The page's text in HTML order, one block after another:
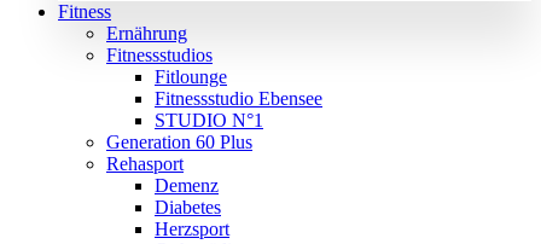
Fitness
Ernährung
Fitnessstudios
Fitlounge
Fitnessstudio Ebensee
STUDIO N°1
Generation 60 Plus
Rehasport
Demenz
Diabetes
Herzsport